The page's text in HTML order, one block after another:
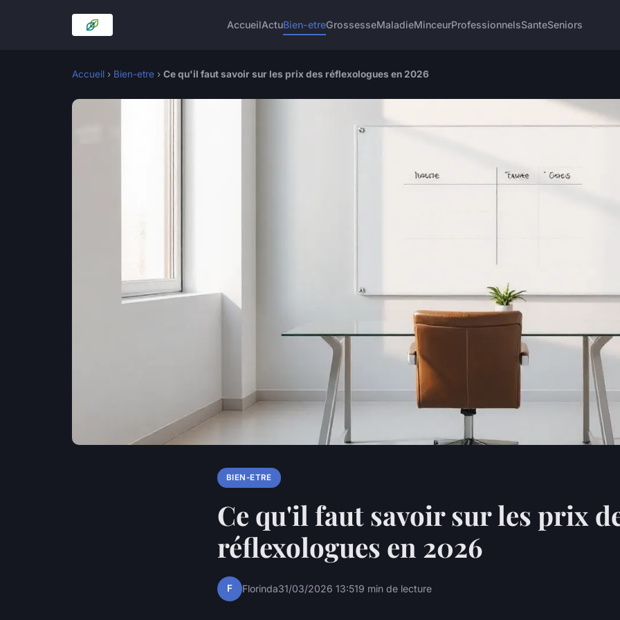
AccueilActuBien-etreGrossesseMaladieMinceurProfessionnelsSanteSeniors
Accueil › Bien-etre › Ce qu'il faut savoir sur les prix des réflexologues en 2026
BIEN-ETRE
Ce qu'il faut savoir sur les prix
réflexologues en 2026
F Florinda31/03/2026 13:519 min de lecture